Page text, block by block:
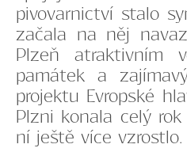
pivovarnictví stalo
začala na něj
Plzeň atraktivním
památek a
projektu Evropské
Plzni konala celý
ní ještě více vzrostlo.